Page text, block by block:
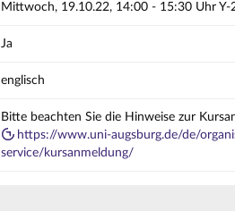
Mittwoch, 19.10.22, 14:00 - 15:30 Uhr Y-
Ja
englisch
Bitte beachten Sie die Hinweise zur
https://www.uni-augsburg.de/de/
service/kursanmeldung/